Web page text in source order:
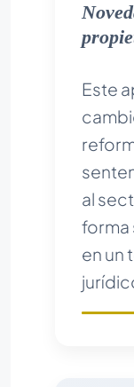
Este
al
forma
en un